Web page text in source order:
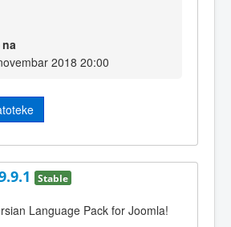
2018 20:00
Stable
Language Pack for Joomla!